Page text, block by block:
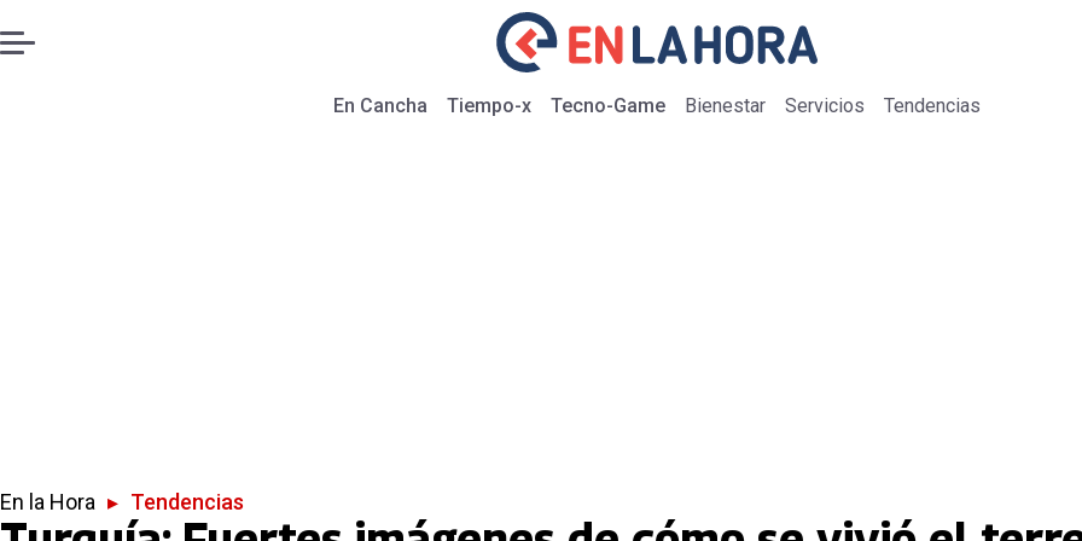
En Cancha Tiempo-x Tecno-Game Bienestar Servicios Tendencias
En la Hora ▸ Tendencias